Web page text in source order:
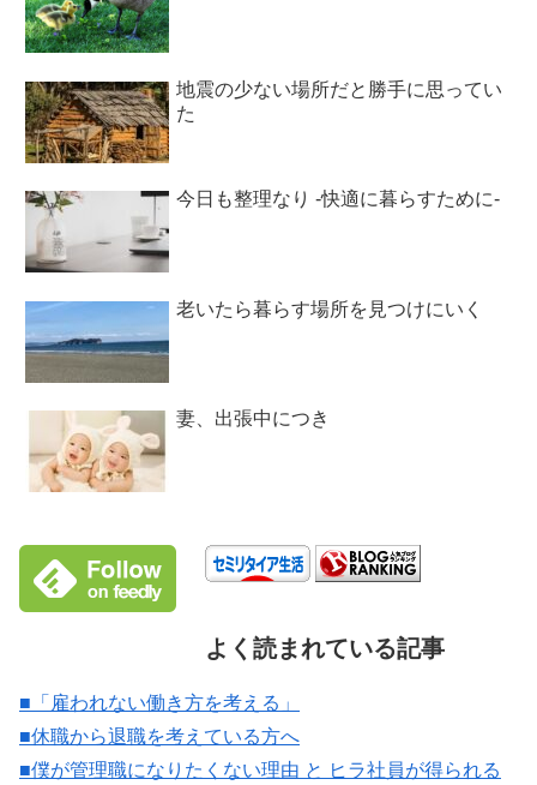
地震の少ない場所だと勝手に思ってい
た
今日も整理なり -快適に暮らすために-
老いたら暮らす場所を見つけにいく
妻、出張中につき
よく読まれている記事
■「雇われない働き方を考える」
■休職から退職を考えている方へ
■僕が管理職になりたくない理由 と ヒラ社員が得られる